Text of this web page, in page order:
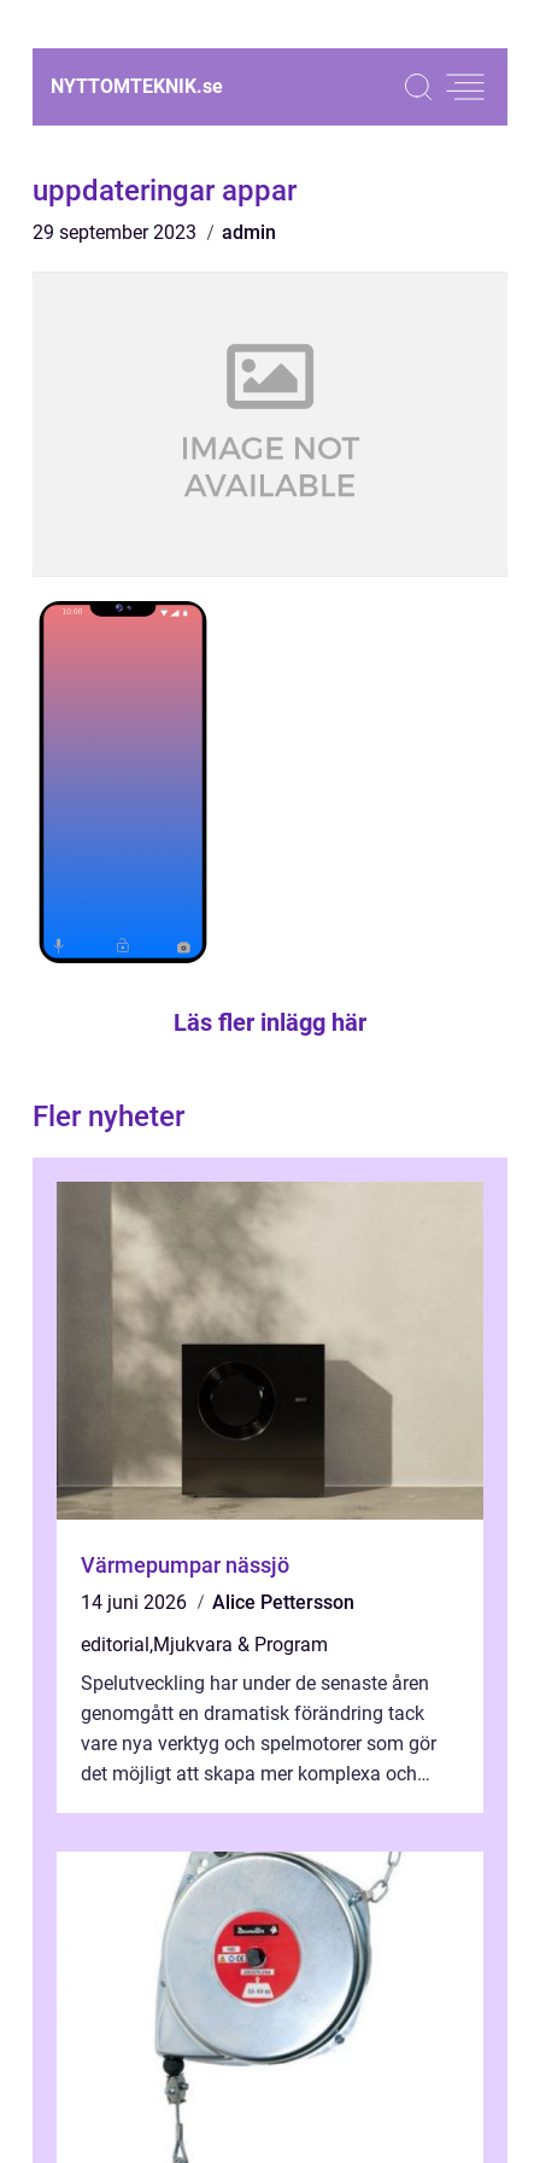
NYTTOMTEKNIK.se
uppdateringar appar
29 september 2023 admin
Läs fler inlägg här
Fler nyheter
Värmepumpar nässjö
14 juni 2026
Alice Pettersson
editorial,Mjukvara & Program
Spelutveckling har under de senaste åren
genomgått en dramatisk förändring tack
vare nya verktyg och spelmotorer som gör
det möjligt att skapa mer komplexa och